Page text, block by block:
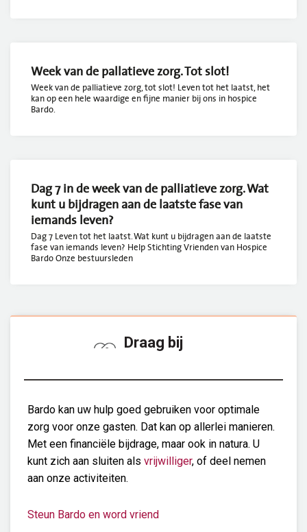
Week van de pallatieve zorg. Tot slot!
Week van de palliatieve zorg, tot slot! Leven tot het laatst, het
kan op een hele waardige en fijne manier bij ons in hospice
Bardo.
Dag 7 in de week van de palliatieve zorg. Wat
kunt u bijdragen aan de laatste fase van
iemands leven?
Dag 7 Leven tot het laatst. Wat kunt u bijdragen aan de laatste
fase van iemands leven? Help Stichting Vrienden van Hospice
Bardo Onze bestuursleden
Draag bij
Bardo kan uw hulp goed gebruiken voor optimale
zorg voor onze gasten. Dat kan op allerlei manieren.
Met een financiële bijdrage, maar ook in natura. U
kunt zich aan sluiten als vrijwilliger, of deel nemen
aan onze activiteiten.
Steun Bardo en word vriend